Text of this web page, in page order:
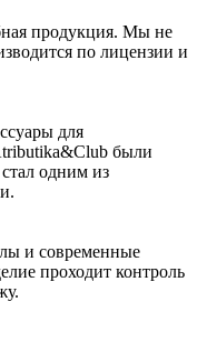
продукция. Мы не
по лицензии и
для
были
одним из
и современные
проходит контроль